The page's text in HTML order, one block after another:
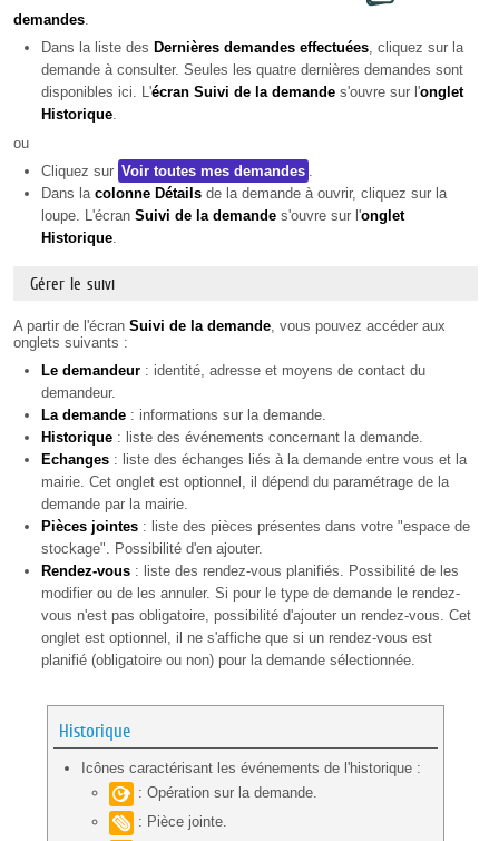
demandes.
Dans la liste des Dernières demandes effectuées, cliquez sur la
demande à consulter. Seules les quatre dernières demandes sont
disponibles ici. L'écran Suivi de la demandes'ouvre sur l'onglet
Historique.
ou
Cliquez sur Voir toutes mes demandes .
Dans la colonne Détailsde la demande à ouvrir, cliquez sur la
loupe. L'écran Suivi de la demandes'ouvre sur l'onglet
Historique.
Gérer le suivi
A partir de l'écran Suivi de la demande, vous pouvez accéder aux
onglets suivants :
Le demandeur: identité, adresse et moyens de contact du
demandeur.
La demande: informations sur la demande.
Historique: liste des événements concernant la demande.
Echanges: liste des échanges liés à la demande entre vous et la
mairie. Cet onglet est optionnel, il dépend du paramétrage de la
demande par la mairie.
Pièces jointes: liste des pièces présentes dans votre "espace de
stockage". Possibilité d'en ajouter.
Rendez-vous: liste des rendez-vous planifiés. Possibilité de les
modifier ou de les annuler. Si pour le type de demande le rendez-
vous n'est pas obligatoire, possibilité d'ajouter un rendez-vous. Cet
onglet est optionnel, il ne s'affiche que si un rendez-vous est
planifié (obligatoire ou non) pour la demande sélectionnée.
Historique
Icônes caractérisant les événements de l'historique :
: Opération sur la demande.
: Pièce jointe.